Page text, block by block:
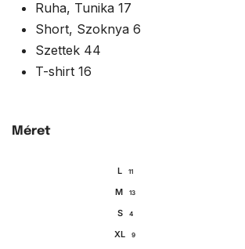
Ruha, Tunika 17
Short, Szoknya 6
Szettek 44
T-shirt 16
Méret
L 11
M 13
S 4
XL 9